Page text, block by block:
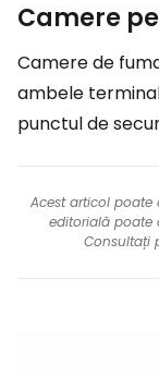
Camere
Camere de
ambele
punctul de
Acest articol
editorială poate
Consultați